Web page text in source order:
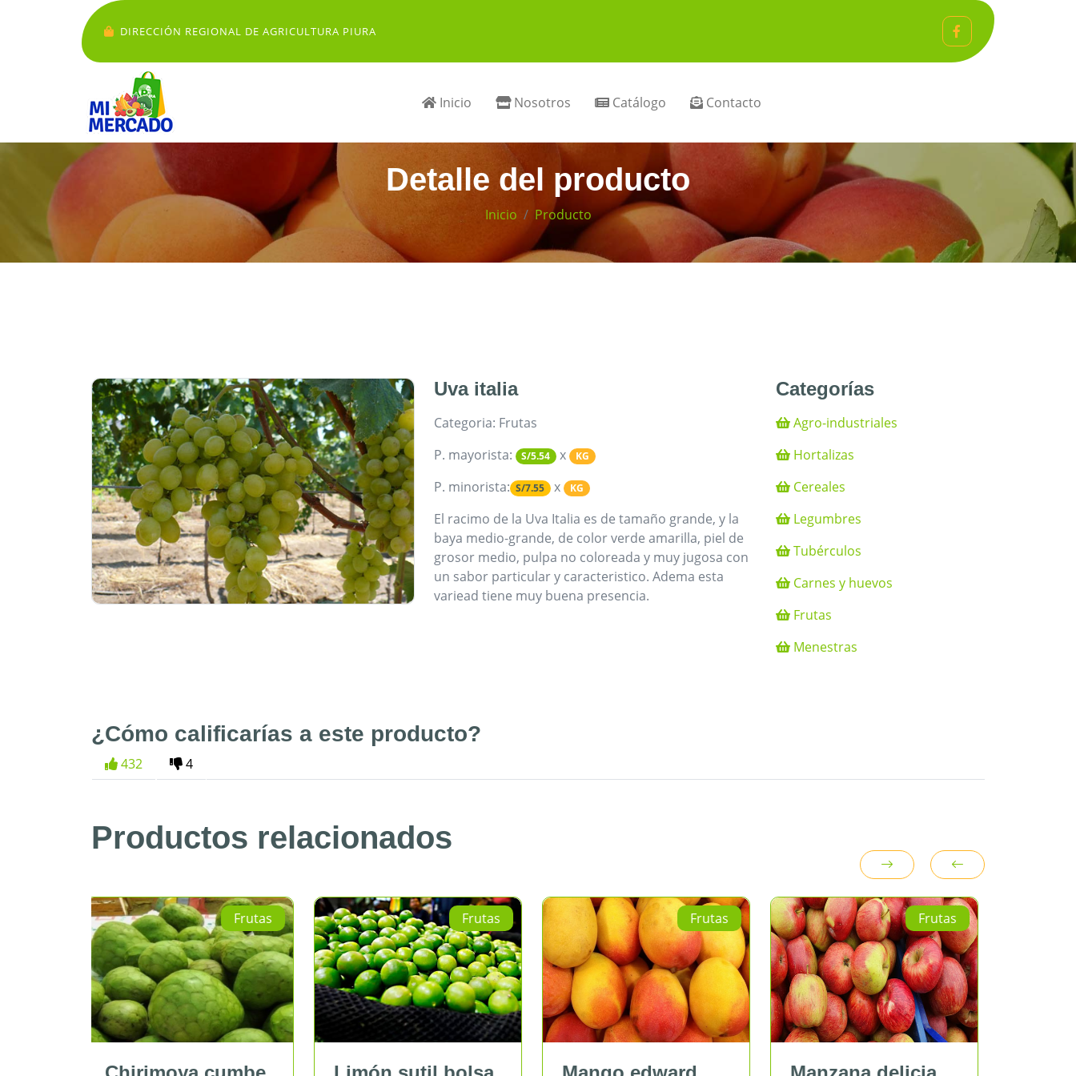
DIRECCIÓN REGIONAL DE AGRICULTURA PIURA
Inicio Nosotros Catálogo Contacto
Detalle del producto
Inicio Producto
Uva italia
Categoria: Frutas
P. mayorista:
S/5.54 x KG
P. minorista: S/7.55 x KG
El racimo de la Uva Italia es de tamaño grande, y la
baya medio-grande, de color verde amarilla, piel de
grosor medio, pulpa no coloreada y muy jugosa con
un sabor particular y caracteristico. Adema esta
variead tiene muy buena presencia.
Categorías
Agro-industriales
Hortalizas
Cereales
Legumbres
Tubérculos
Carnes y huevos
Frutas
Menestras
¿Cómo calificarías a este producto?
432 4
Productos relacionados
Frutas Frutas Frutas Frutas